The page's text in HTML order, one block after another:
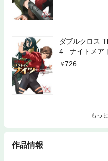
ダブルクロス
4 ナイトメア
726
もっ
作品情報